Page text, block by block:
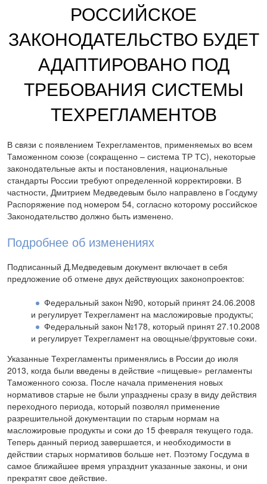
РОССИЙСКОЕ
ЗАКОНОДАТЕЛЬСТВО БУДЕТ
АДАПТИРОВАНО ПОД
ТРЕБОВАНИЯ СИСТЕМЫ
ТЕХРЕГЛАМЕНТОВ
В связи с появлением Техрегламентов, применяемых во всем
Таможенном союзе (сокращенно – система ТР ТС), некоторые
законодательные акты и постановления, национальные
стандарты России требуют определенной корректировки. В
частности, Дмитрием Медведевым было направлено в Госдуму
Распоряжение под номером 54, согласно которому российское
Законодательство должно быть изменено.
Подробнее об изменениях
Подписанный Д.Медведевым документ включает в себя
предложение об отмене двух действующих законопроектов:
Федеральный закон №90, который принят 24.06.2008
и регулирует Техрегламент на масложировые продукты;
Федеральный закон №178, который принят 27.10.2008
и регулирует Техрегламент на овощные/фруктовые соки.
Указанные Техрегламенты применялись в России до июля
2013, когда были введены в действие «пищевые» регламенты
Таможенного союза. После начала применения новых
нормативов старые не были упразднены сразу в виду действия
переходного периода, который позволял применение
разрешительной документации по старым нормам на
масложировые продукты и соки до 15 февраля текущего года.
Теперь данный период завершается, и необходимости в
действии старых нормативов больше нет. Поэтому Госдума в
самое ближайшее время упразднит указанные законы, и они
прекратят свое действие.